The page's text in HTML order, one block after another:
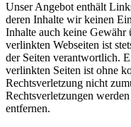
Unser Angebot enthält
deren Inhalte wir keinen
Inhalte auch keine Gewähr
verlinkten Webseiten ist
der Seiten verantwortlich.
verlinkten Seiten ist ohne
Rechtsverletzung nicht
Rechtsverletzungen
entfernen.